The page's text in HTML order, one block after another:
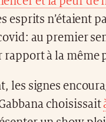
esprits n’étaient
au premier
rapport à la même
les signes
choisissait